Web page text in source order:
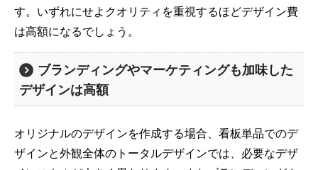
す。いずれにせよクオリティを重視するほどデザイン費
は高額になるでしょう。
ブランディングやマーケティングも加味した
デザインは高額
オリジナルのデザインを作成する場合、看板単品でのデ
ザインと外観全体のトータルデザインでは、必要なデザ